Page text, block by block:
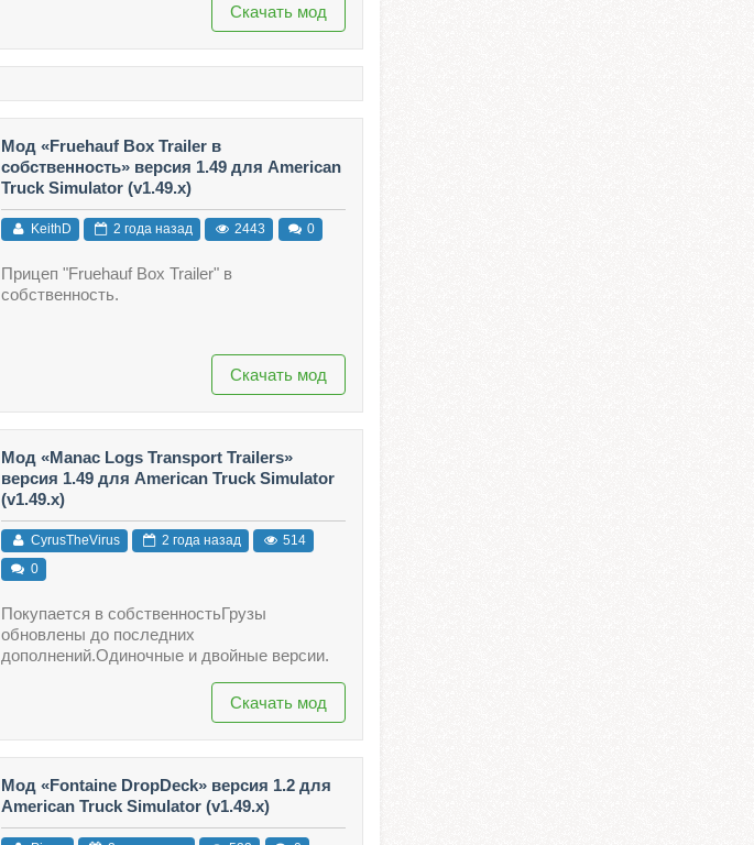
Скачать мод
Мод «Fruehauf Box Trailer в
собственность» версия 1.49 для American
Truck Simulator (v1.49.x)
KeithD 2 года назад 2443 0
Прицеп "Fruehauf Box Trailer" в
собственность.
Скачать мод
Мод «Manac Logs Transport Trailers»
версия 1.49 для American Truck Simulator
(v1.49.x)
CyrusTheVirus 2 года назад
514
0
Покупается в собственностьГрузы
обновлены до последних
дополнений.Одиночные и двойные версии.
Скачать мод
Мод «Fontaine DropDeck» версия 1.2 для
American Truck Simulator (v1.49.x)